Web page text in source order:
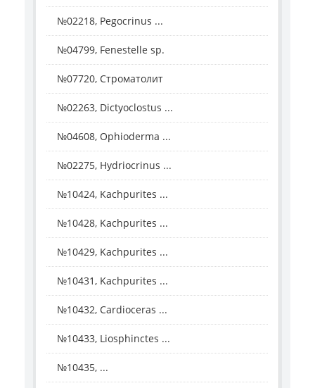
№02218, Pegocrinus ...
№04799, Fenestelle sp.
№07720, Строматолит
№02263, Dictyoclostus ...
№04608, Ophioderma ...
№02275, Hydriocrinus ...
№10424, Kachpurites ...
№10428, Kachpurites ...
№10429, Kachpurites ...
№10431, Kachpurites ...
№10432, Cardioceras ...
№10433, Liosphinctes ...
№10435, ...